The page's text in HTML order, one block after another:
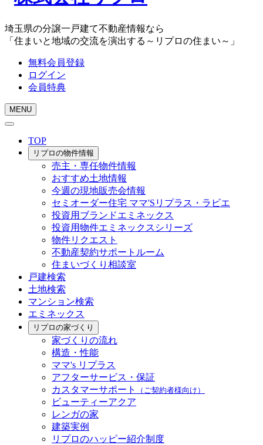
埼玉県の分譲一戸建て不動産情報なら
「住まいと地域の交流を演出する～リプロの住まい～」
無料会員登録
ログイン
会員特典
MENU
TOP
リプロの物件情報
売主・専任物件情報
おすすめ土地情報
今週の現地販売会情報
セミオーダー住宅 ママ'Sリプラス・ラビエ
投資用ブランドエミネックス
投資用物件エミネックスシリーズ
物件リクエスト
不動産契約サポートルーム
住まいづくり相談室
戸建検索
土地検索
マンション検索
エミネックス
リプロの家づくり
家づくりの流れ
構造・性能
ママ's リプラス
アフターサービス・保証
カスタマーサポート
（ご契約者様向け）
ビューティーアクア
レンガの家
建築実例
リプロのハッピー紹介制度